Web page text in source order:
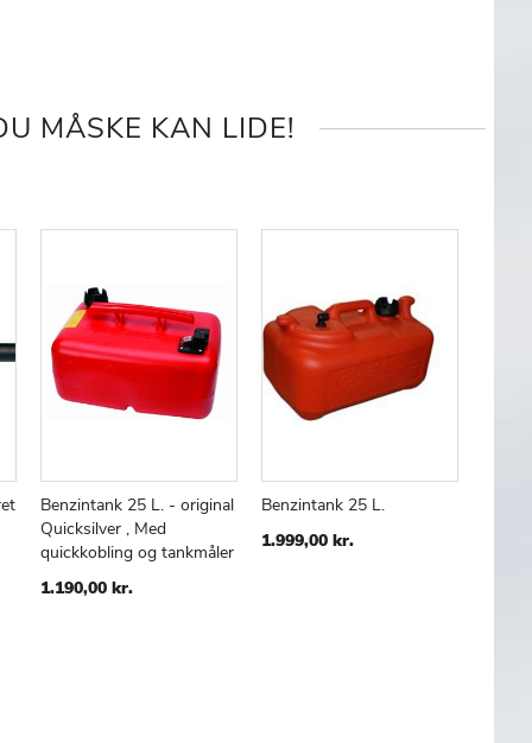
MÅSKE KAN LIDE!
Benzintank 25 L. - original
Quicksilver , Med
quickkobling og tankmåler
1.190,00 kr.
Benzintank 25 L.
1.999,00 kr.